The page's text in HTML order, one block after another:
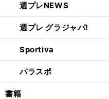
週プレNEWS
週プレ グラジャパ!
Sportiva
パラスポ
書籍